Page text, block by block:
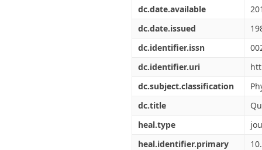
dc.date.available
dc.date.issued
dc.identifier.issn
dc.identifier.uri
dc.subject.classification
dc.title
heal.type
heal.identifier.primary